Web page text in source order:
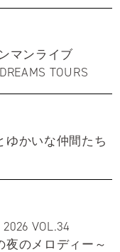
マンライブ
TOURS
ゆかいな仲間たち
VOL.34
夜のメロディー～